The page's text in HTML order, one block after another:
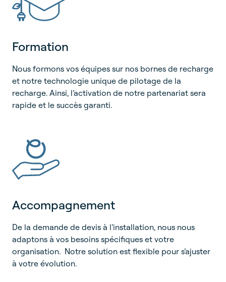
Formation
Nous formons vos équipes sur nos bornes de recharge
et notre technologie unique de pilotage de la
recharge. Ainsi, l’activation de notre partenariat sera
rapide et le succès garanti.
Accompagnement
De la demande de devis à l’installation, nous nous
adaptons à vos besoins spécifiques et votre
organisation. Notre solution est flexible pour s’ajuster
à votre évolution.